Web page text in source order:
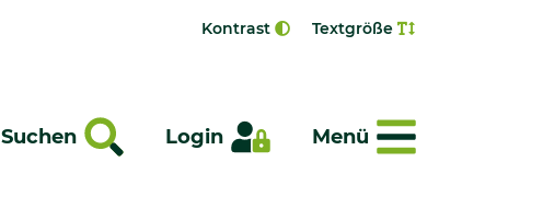
Kontrast Textgröße
Suchen Login Menü
Menü